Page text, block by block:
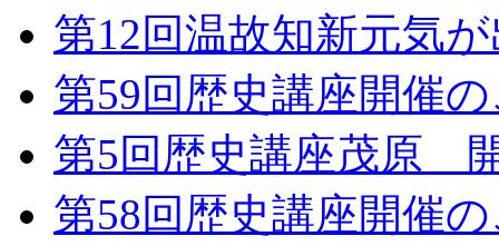
第12回温故知新元気
第59回歴史講座開催
第5回歴史講座茂原
第58回歴史講座開催